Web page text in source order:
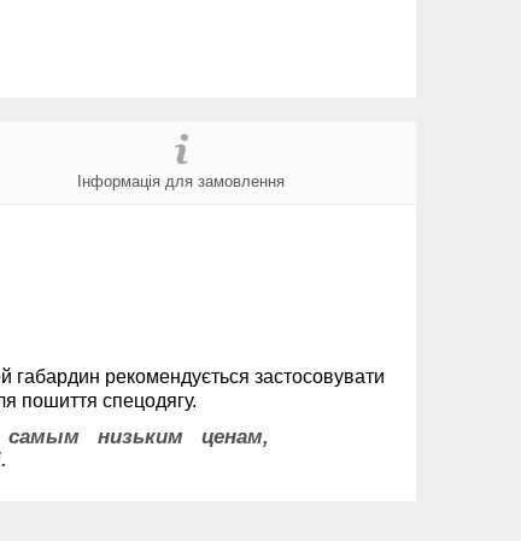
Інформація для замовлення
габардин рекомендується застосовувати
пошиття спецодягу.
низьким ценам,